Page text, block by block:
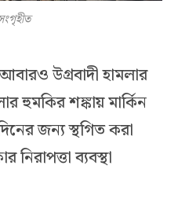
উগ্রবাদী হামলার
হুমকির শঙ্কায় মার্কিন
জন্য স্থগিত করা
ব্যবস্থা